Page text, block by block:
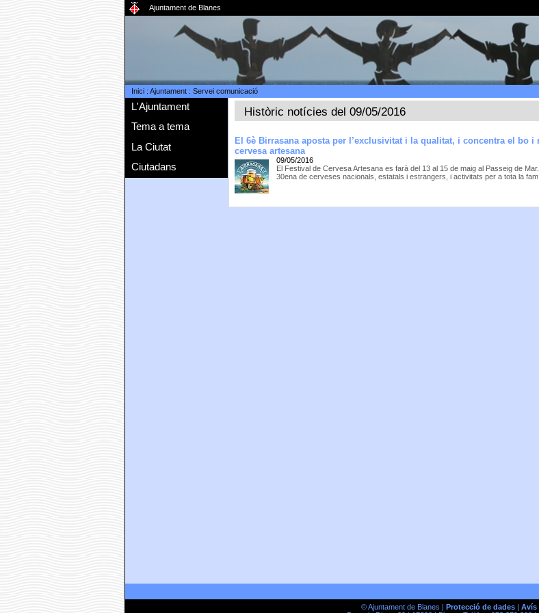
Ajuntament de Blanes
Inici: Ajuntament: Servei comunicació
L'Ajuntament
Tema a tema
La Ciutat
Ciutadans
Històric notícies del 09/05/2016
El 6è Birrasana aposta per l’exclusivitat i la qualitat, i concentra el bo
cervesa artesana
09/05/2016
El Festival de Cervesa Artesana es farà del 13 al 15 de maig al Passeig de
30ena de cerveses nacionals, estatals i estrangers, i activitats per a tota la
© Ajuntament de Blanes | Protecció de dades| Avís